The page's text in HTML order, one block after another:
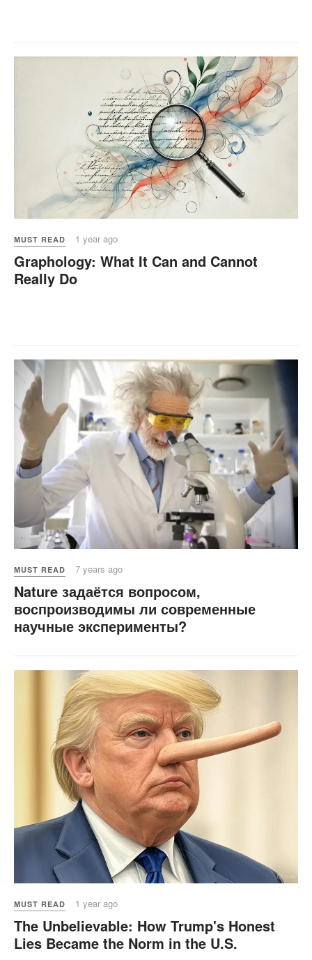
MUST READ 1 year ago
Graphology: What It Can and Cannot
Really Do
MUST READ 7 years ago
Nature задаётся вопросом,
воспроизводимы ли современные
научные эксперименты?
MUST READ 1 year ago
The Unbelievable: How Trump's Honest
Lies Became the Norm in the U.S.